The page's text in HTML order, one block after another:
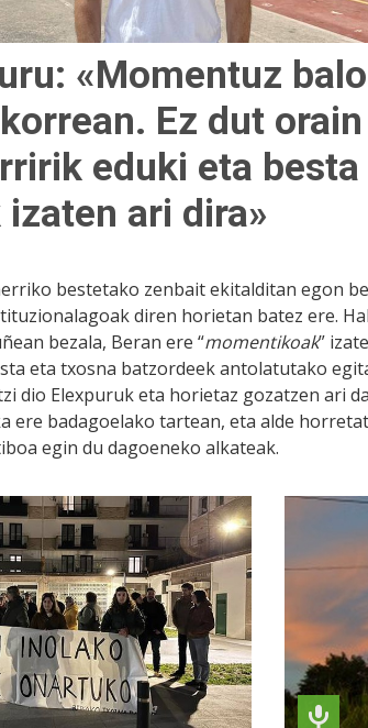
«Momentuz
Ez dut
eduki eta
ari dira»
bestetako zenbait ekitalditan egon
diren horietan batez ere.
bezala, Beran ere “momentikoak”
eta txosna batzordeek antolatutako
dio Elexpuruk eta horietaz gozatzen ari
ere badagoelako tartean, eta alde
egin du dagoeneko alkateak.